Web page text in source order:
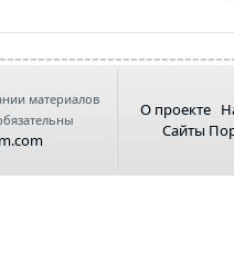
материалов
О проекте
Сайты